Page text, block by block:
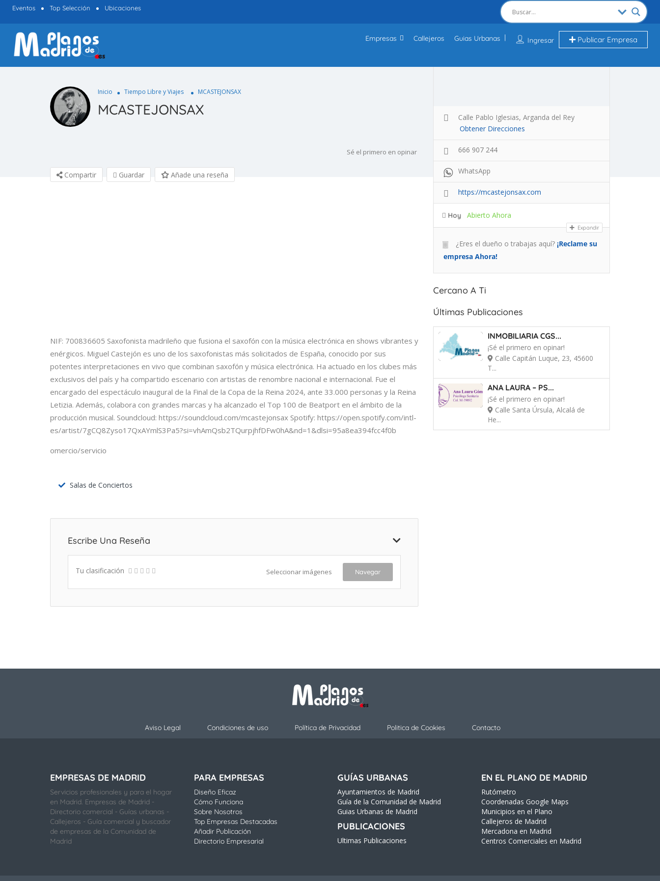
Eventos Top Selección Ubicaciones
Ingresar Publicar Empresa
Empresas Callejeros Guias Urbanas
Inicio Tiempo Libre y Viajes MCASTEJONSAX
MCASTEJONSAX
Sé el primero en opinar
Compartir Guardar Añade una reseña
NIF: 700836605 Saxofonista madrileño que fusiona el saxofón con la música electrónica en shows vibrantes y
enérgicos. Miguel Castejón es uno de los saxofonistas más solicitados de España, conocido por sus
potentes interpretaciones en vivo que combinan saxofón y música electrónica. Ha actuado en los clubes más
exclusivos del país y ha compartido escenario con artistas de renombre nacional e internacional. Fue el
encargado del espectáculo inaugural de la Final de la Copa de la Reina 2024, ante 33.000 personas y la Reina
Letizia. Además, colabora con grandes marcas y ha alcanzado el Top 100 de Beatport en el ámbito de la
producción musical. Soundcloud: https://soundcloud.com/mcastejonsax Spotify: https://open.spotify.com/intl-
es/artist/7gCQ8Zyso17QxAYmlS3Pa5?si=vhAmQsb2TQurpjhfDFw0hA&nd=1&dlsi=95a8ea394fcc4f0b
omercio/servicio
Salas de Conciertos
Escribe Una Reseña
Tu clasificación Seleccionar imágenes Navegar
Calle Pablo Iglesias, Arganda del Rey
Obtener Direcciones
666 907 244
WhatsApp
https://mcastejonsax.com
Hoy Abierto Ahora
Expandir
¿Eres el dueño o trabajas aquí? ¡Reclame su
empresa Ahora!
Cercano A Ti
Últimas Publicaciones
INMOBILIARIA CGS...
¡Sé el primero en opinar!
Calle Capitán Luque, 23, 45600
T...
ANA LAURA – PS...
¡Sé el primero en opinar!
Calle Santa Úrsula, Alcalá de
He...
Aviso Legal Condiciones de uso Política de Privacidad Politica de Cookies Contacto
EMPRESAS DE MADRID
Servicios profesionales y para el hogar
en Madrid. Empresas de Madrid -
Directorio comercial - Guías urbanas -
Callejeros - Guía comercial y buscador
de empresas de la Comunidad de
Madrid
PARA EMPRESAS
Diseño Eficaz
Cómo Funciona
Sobre Nosotros
Top Empresas Destacadas
Añadir Publicación
Directorio Empresarial
GUÍAS URBANAS
Ayuntamientos de Madrid
Guía de la Comunidad de Madrid
Guias Urbanas de Madrid
PUBLICACIONES
Ultimas Publicaciones
EN EL PLANO DE MADRID
Rutómetro
Coordenadas Google Maps
Municipios en el Plano
Callejeros de Madrid
Mercadona en Madrid
Centros Comerciales en Madrid